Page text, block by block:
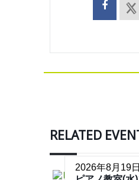
RELATED
2026年8月19日